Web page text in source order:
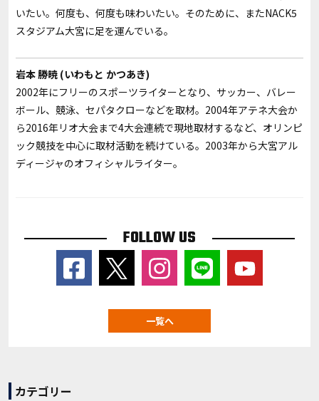
いたい。何度も、何度も味わいたい。そのために、またNACK5
スタジアム大宮に足を運んでいる。
岩本 勝暁 (いわもと かつあき)
2002年にフリーのスポーツライターとなり、サッカー、バレー
ボール、競泳、セパタクローなどを取材。2004年アテネ大会か
ら2016年リオ大会まで4大会連続で現地取材するなど、オリンピ
ック競技を中心に取材活動を続けている。2003年から大宮アル
ディージャのオフィシャルライター。
FOLLOW US
一覧へ
カテゴリー